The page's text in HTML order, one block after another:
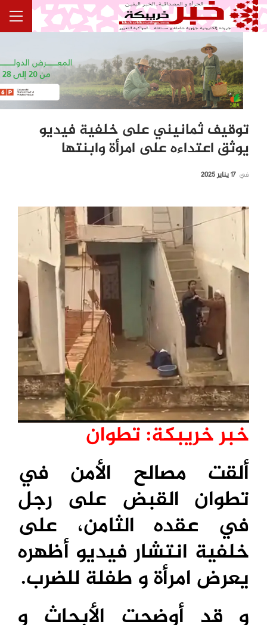
توقيف ثمانيني على خلفية فيديو
يوثق اعتداءه على امرأة وابنتها
في 17 يناير 2025
خبر خريبكة: تطوان
ألقت مصالح الأمن في
تطوان القبض على رجل
في عقده الثامن، على
خلفية انتشار فيديو أظهره
يعرض امرأة و طفلة للضرب.
و قد أوضحت الأبحاث و